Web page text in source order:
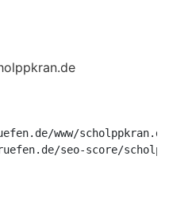
www/
seo-score/